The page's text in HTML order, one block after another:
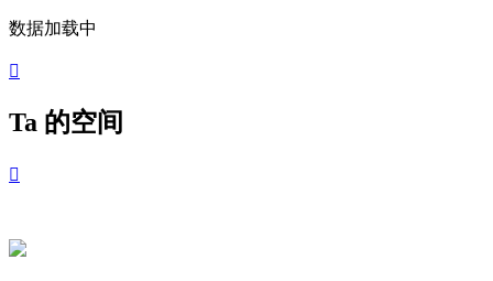
数据加载中

Ta 的空间
